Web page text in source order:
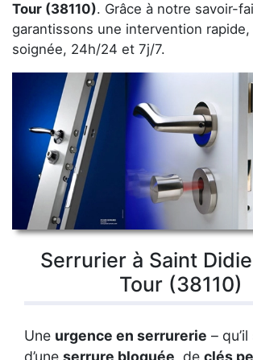
Tour (38110). Grâce à notre savoir-
garantissons une intervention
soignée, 24h/24 et 7j/7.
Serrurier à Saint
Tour (38110)
Une urgence en serrurerie – qu’il
d’une serrure bloquée , de clés